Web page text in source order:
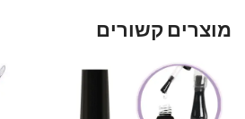
הזמיני עכשיו ותיהני מג’ל בנייה בצבע
Copy
Link
Email
Facebook
מוצרים קשורים